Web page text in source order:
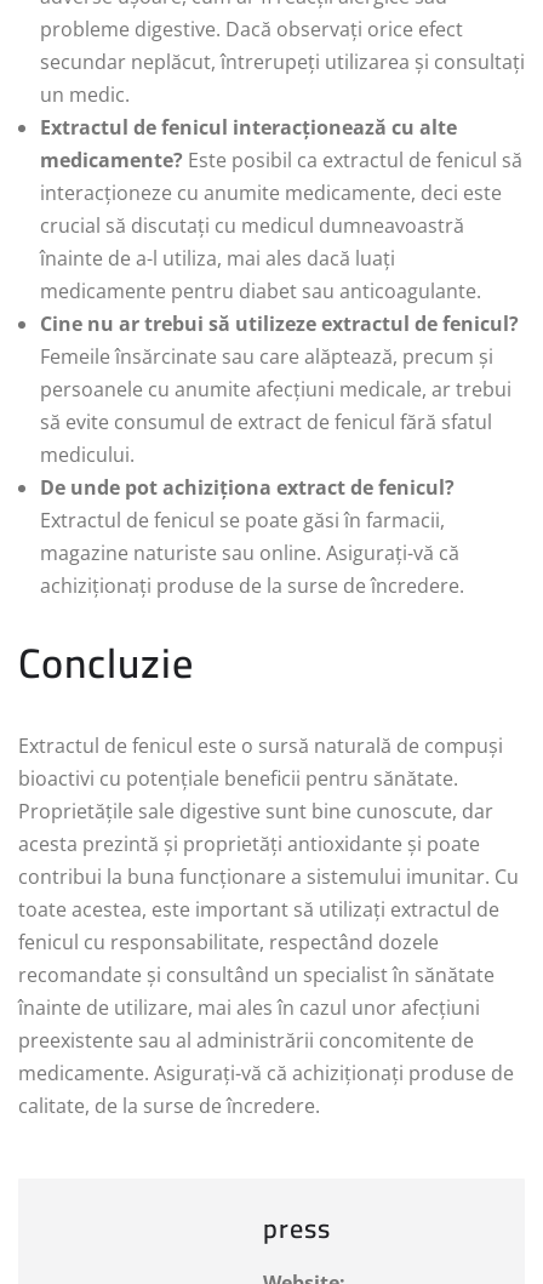
probleme digestive. Dacă observați orice efect
secundar neplăcut, întrerupeți utilizarea și consultați
un medic.
Extractul de fenicul interacționează cu alte
medicamente? Este posibil ca extractul de fenicul să
interacționeze cu anumite medicamente, deci este
crucial să discutați cu medicul dumneavoastră
înainte de a-l utiliza, mai ales dacă luați
medicamente pentru diabet sau anticoagulante.
Cine nu ar trebui să utilizeze extractul de fenicul?
Femeile însărcinate sau care alăptează, precum și
persoanele cu anumite afecțiuni medicale, ar trebui
să evite consumul de extract de fenicul fără sfatul
medicului.
De unde pot achiziționa extract de fenicul?
Extractul de fenicul se poate găsi în farmacii,
magazine naturiste sau online. Asigurați-vă că
achiziționați produse de la surse de încredere.
Concluzie
Extractul de fenicul este o sursă naturală de compuși
bioactivi cu potențiale beneficii pentru sănătate.
Proprietățile sale digestive sunt bine cunoscute, dar
acesta prezintă și proprietăți antioxidante și poate
contribui la buna funcționare a sistemului imunitar. Cu
toate acestea, este important să utilizați extractul de
fenicul cu responsabilitate, respectând dozele
recomandate și consultând un specialist în sănătate
înainte de utilizare, mai ales în cazul unor afecțiuni
preexistente sau al administrării concomitente de
medicamente. Asigurați-vă că achiziționați produse de
calitate, de la surse de încredere.
press